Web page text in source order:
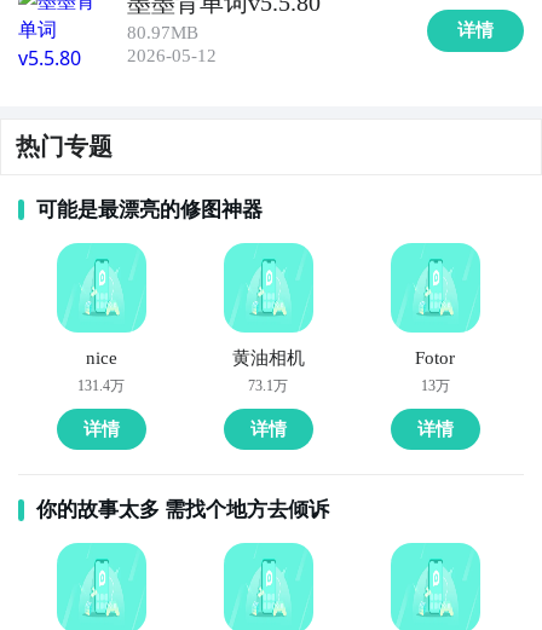
10. 《韩语学习助手》：这款APP提供了韩语单词和短
语的背诵和练习功能，适合对韩语感兴趣或正在学习韩
语的用户。用户可以通过听力、口语、阅读和写作等练
80.97MB
2026-05-12
详情
热门专题
可能是最漂亮的修图神器
nice
131.4万
详情
黄油相机
73.1万
详情
Fotor
13万
详情
你的故事太多 需找个地方去倾诉